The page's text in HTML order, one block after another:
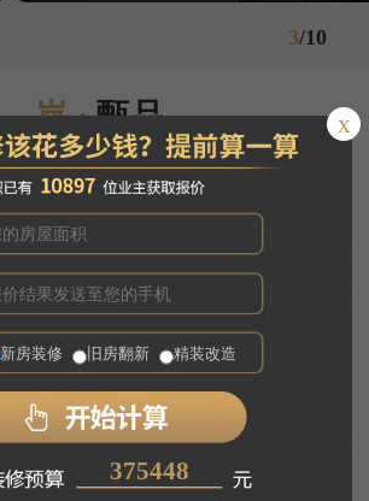
3/10
岚 ·甄品
甄选品质环保装修解决方案
x
新房装修 旧房翻新 精装改造
351655